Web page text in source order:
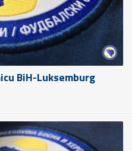
BiH-Luksemburg